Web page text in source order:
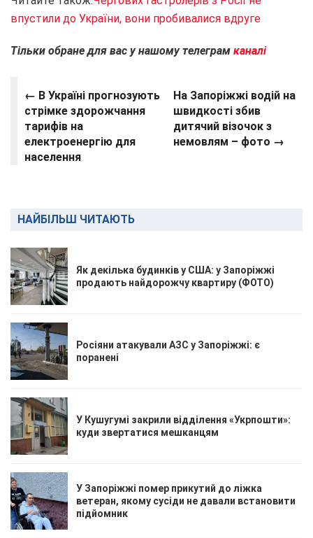
впустили до України, вони пробивалися вдруге
Тільки обране для вас у нашому телеграм каналі
← В Україні прогнозують
стрімке здорожчання
тарифів на
електроенергію для
населення
На Запоріжжі водій на
швидкості збив
дитячий візочок з
немовлям – фото →
НАЙБІЛЬШ ЧИТАЮТЬ
Як декілька будинків у США: у Запоріжжі
продають найдорожчу квартиру (ФОТО)
Росіяни атакували АЗС у Запоріжжі: є
поранені
У Кушугумі закрили відділення «Укрпошти»:
куди звертатися мешканцям
У Запоріжжі помер прикутий до ліжка
ветеран, якому сусіди не давали встановити
підйомник